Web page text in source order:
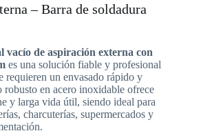
– Barra de soldadura
vacío de aspiración externa con
es una solución fiable y profesional
requieren un envasado rápido y
robusto en acero inoxidable ofrece
y larga vida útil, siendo ideal para
charcuterías, supermercados y